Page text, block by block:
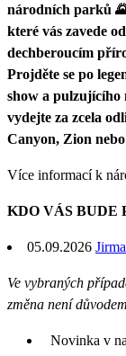
národních parků
které vás zavede
dechberoucím
Projděte se po
show a pulzujícího
vydejte za zcela
Canyon, Zion
Více informací k
KDO VÁS BUDE
05.09.2026
Ve vybraných
změna není
Novinka v